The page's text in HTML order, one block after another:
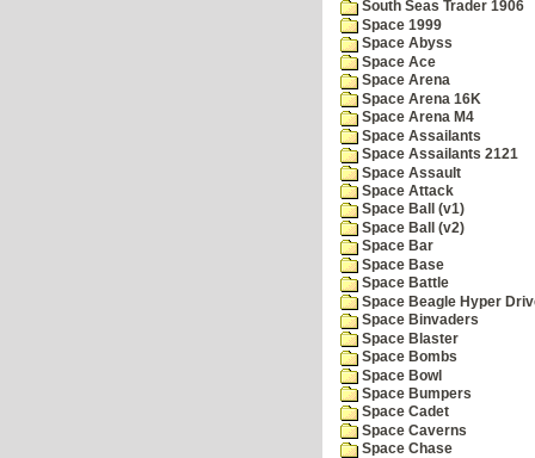
South Seas Trader 1906
Space 1999
Space Abyss
Space Ace
Space Arena
Space Arena 16K
Space Arena M4
Space Assailants
Space Assailants 2121
Space Assault
Space Attack
Space Ball (v1)
Space Ball (v2)
Space Bar
Space Base
Space Battle
Space Beagle Hyper
Space Binvaders
Space Blaster
Space Bombs
Space Bowl
Space Bumpers
Space Cadet
Space Caverns
Space Chase